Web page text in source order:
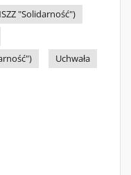
"Solidarność")
Uchwała